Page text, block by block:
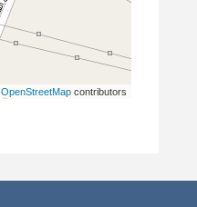
OpenStreetMap contributors